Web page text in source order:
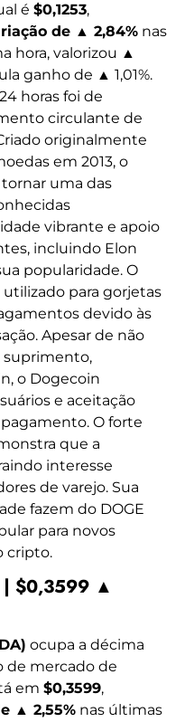
é $0,1253,
de ▲ 2,84% nas
hora, valorizou ▲
ganho de ▲ 1,01%.
horas foi de
circulante de
originalmente
em 2013, o
uma das
vibrante e apoio
incluindo Elon
popularidade. O
para gorjetas
devido às
Apesar de não
suprimento,
o Dogecoin
e aceitação
O forte
que a
interesse
de varejo. Sua
fazem do DOGE
para novos
cripto.
| $0,3599 ▲
ocupa a décima
de mercado de
em $0,3599,
▲ 2,55% nas últimas